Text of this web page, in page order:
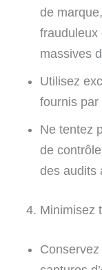
de
frauduleux
massives
Utilisez
fournis par
Ne tentez
de
des audits
4. Minimisez